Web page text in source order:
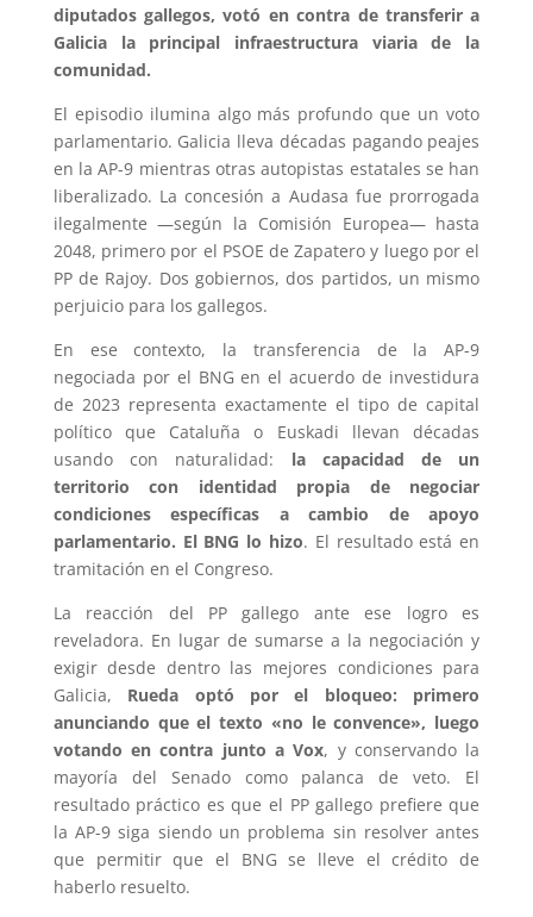
diputados gallegos, votó en contra de transferir a
Galicia la principal infraestructura viaria de la
comunidad.
El episodio ilumina algo más profundo que un voto
parlamentario. Galicia lleva décadas pagando peajes
en la AP-9 mientras otras autopistas estatales se han
liberalizado. La concesión a Audasa fue prorrogada
ilegalmente —según la Comisión Europea— hasta
2048, primero por el PSOE de Zapatero y luego por el
PP de Rajoy. Dos gobiernos, dos partidos, un mismo
perjuicio para los gallegos.
En ese contexto, la transferencia de la AP-9
negociada por el BNG en el acuerdo de investidura
de 2023 representa exactamente el tipo de capital
político que Cataluña o Euskadi llevan décadas
usando con naturalidad: la capacidad de un
territorio con identidad propia de negociar
condiciones específicas a cambio de apoyo
parlamentario. El BNG lo hizo. El resultado está en
tramitación en el Congreso.
La reacción del PP gallego ante ese logro es
reveladora. En lugar de sumarse a la negociación y
exigir desde dentro las mejores condiciones para
Galicia, Rueda optó por el bloqueo: primero
anunciando que el texto «no le convence», luego
votando en contra junto a Vox, y conservando la
mayoría del Senado como palanca de veto. El
resultado práctico es que el PP gallego prefiere que
la AP-9 siga siendo un problema sin resolver antes
que permitir que el BNG se lleve el crédito de
haberlo resuelto.